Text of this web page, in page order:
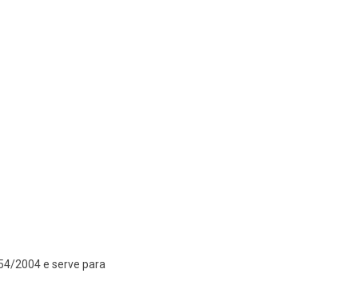
2004 e serve para